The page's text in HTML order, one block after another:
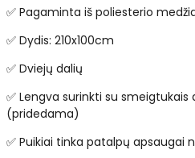
✅ Pagaminta iš poliesterio
✅ Dydis: 210x100cm
✅ Dviejų dalių
✅ Lengva surinkti su smeigtukais
(pridedama)
✅ Puikiai tinka patalpų apsaugai